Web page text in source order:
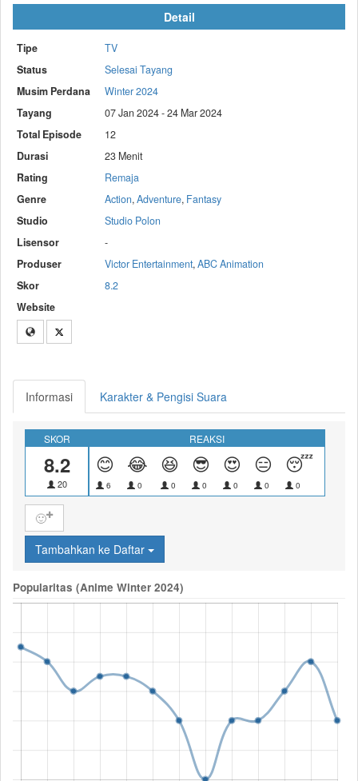
Detail
Tipe
TV
Status
Selesai Tayang
Musim Perdana
Winter 2024
Tayang
07 Jan 2024 - 24 Mar 2024
Total Episode
12
Durasi
23 Menit
Rating
Remaja
Genre
Action,Adventure, Fantasy
Studio
Studio Polon
Lisensor
-
Produser
Victor Entertainment,ABC Animation
Skor
8.2
Website
Informasi Karakter & Pengisi Suara
SKOR
8.2
20
REAKSI
😊
6
😂
0
😆
0
😎
0
😍
0
😑
0
😴
0
🙂
Tambahkan ke Daftar
Popularitas (Anime Winter 2024)